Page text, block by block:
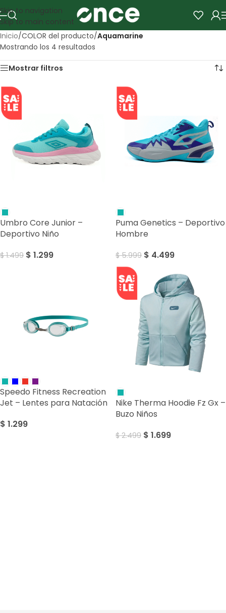
Skip to navigation
Skip to main content
Inicio/COLOR del producto/Aquamarine
Mostrando los 4 resultados
Mostrar filtros
Umbro Core Junior –
Deportivo Niño
$1.499 $ 1.299
Puma Genetics – Deportivo
Hombre
$5.999 $ 4.499
Speedo Fitness Recreation
Jet – Lentes para Natación
$ 1.299
Nike Therma Hoodie Fz Gx –
Buzo Niños
$2.499 $ 1.699